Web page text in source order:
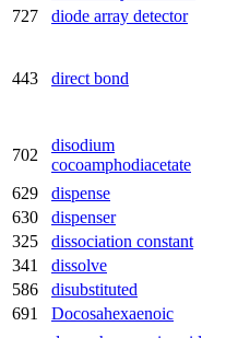
727
diode array detector
443 direct bond
702
disodium
cocoamphodiacetate
629 dispense
630
dispenser
325
dissociation constant
341
dissolve
586
disubstituted
691
Docosahexaenoic